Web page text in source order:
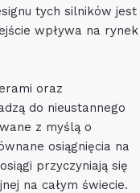
tych silników jest
wpływa na rynek
oraz
do nieustannego
z myślą o
osiągnięcia na
przyczyniają się
na całym świecie.